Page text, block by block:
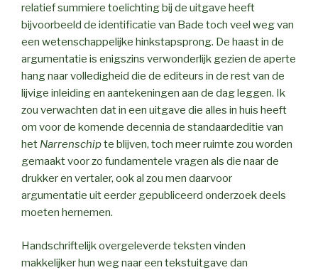
relatief summiere toelichting bij de uitgave heeft
bijvoorbeeld de identificatie van Bade toch veel weg van
een wetenschappelijke hinkstapsprong. De haast in de
argumentatie is enigszins verwonderlijk gezien de aperte
hang naar volledigheid die de editeurs in de rest van de
lijvige inleiding en aantekeningen aan de dag leggen. Ik
zou verwachten dat in een uitgave die alles in huis heeft
om voor de komende decennia de standaardeditie van
het Narrenschipte blijven, toch meer ruimte zou worden
gemaakt voor zo fundamentele vragen als die naar de
drukker en vertaler, ook al zou men daarvoor
argumentatie uit eerder gepubliceerd onderzoek deels
moeten hernemen.
Handschriftelijk overgeleverde teksten vinden
makkelijker hun weg naar een tekstuitgave dan